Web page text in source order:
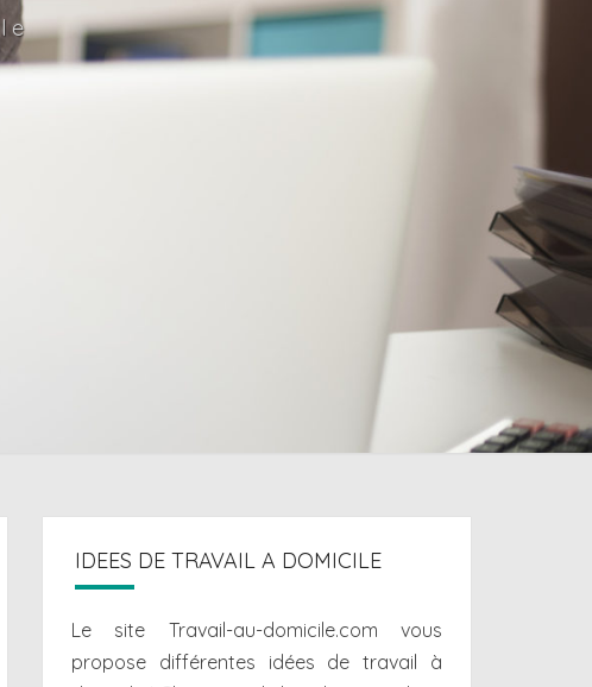
IDEES DE TRAVAIL A DOMICILE
Le site Travail-au-domicile.com vous
propose différentes idées de travail à